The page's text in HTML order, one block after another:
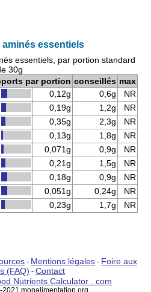
aminés essentiels
essentiels, par portion standard
30g
par portion conseillés max
0,12g 0,6g
NR
0,19g 1,2g
NR
0,35g 2,3g
NR
0,13g 1,8g
NR
0,071g 0,9g
NR
0,21g 1,5g
NR
0,18g 0,9g
NR
0,051g 0,24g
NR
0,23g 1,7g NR
- Mentions légales - Foire aux
(FAQ) - Contact
Nutrients Calculator . com
monalimentation.org